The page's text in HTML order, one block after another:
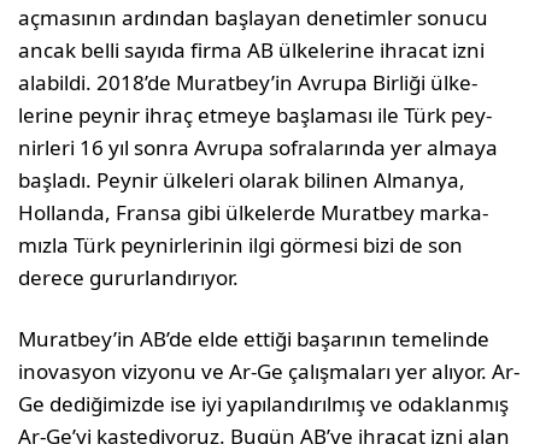
açmasının ardından başlayan denetimler sonucu
ancak belli sayıda firma AB ülkelerine ihracat izni
alabildi. 2018’de Muratbey’in Avrupa Birliği ülke­
lerine peynir ihraç etmeye başlaması ile Türk pey­
nirleri 16 yıl sonra Avrupa sofralarında yer almaya
başladı. Peynir ülkeleri olarak bilinen Almanya,
Hollanda, Fransa gibi ülkelerde Muratbey marka­
mızla Türk peynirlerinin ilgi görmesi bizi de son
derece gururlandırıyor.
Muratbey’in AB’de elde ettiği başarının temelinde
inovasyon vizyonu ve Ar-Ge çalışmaları yer alı­yor. Ar-
Ge dediğimizde ise iyi yapılandırılmış ve odaklanmış
Ar-Ge’yi kastediyoruz. Bugün AB’ye ihracat izni alan